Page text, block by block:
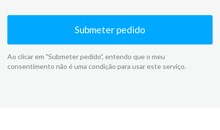
Submeter pedido
Ao clicar em "Submeter pedido", entendo que o meu
consentimento não é uma condição para usar este serviço.